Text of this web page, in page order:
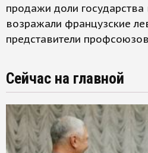
продажи доли государства
возражали французские
представители
Сейчас на главной